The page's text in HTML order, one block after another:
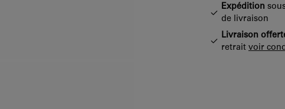
Expédition
de livraison
Livraison
retrait voir